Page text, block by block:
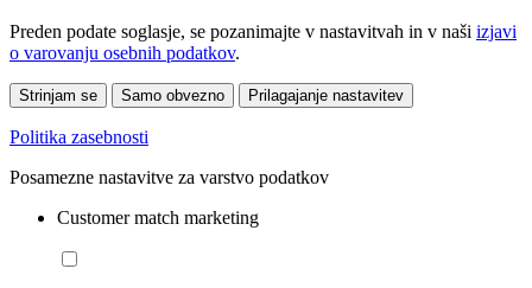
Preden podate soglasje, se pozanimajte v nastavitvah in v naši izjavi
o varovanju osebnih podatkov.
Strinjam se Samo obvezno Prilagajanje nastavitev
Politika zasebnosti
Posamezne nastavitve za varstvo podatkov
Customer match marketing